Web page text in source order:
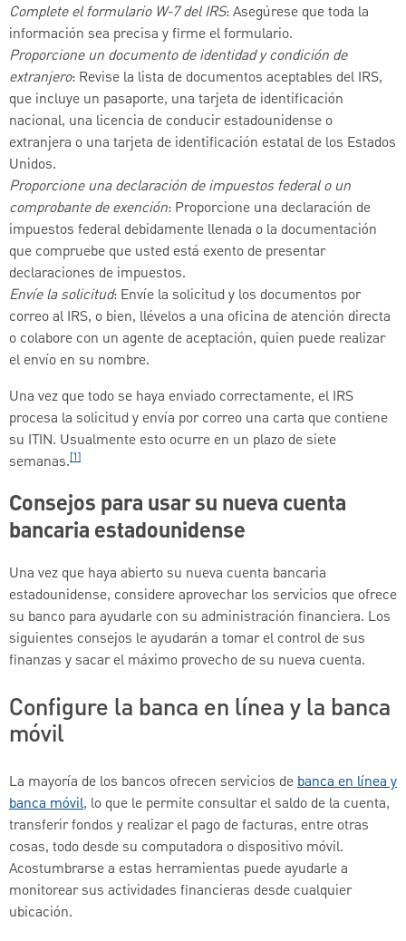
Complete el formulario W-7 del IRS: Asegúrese que toda la
información sea precisa y firme el formulario.
Proporcione un documento de identidad y condición de
extranjero: Revise la lista de documentos aceptables del IRS,
que incluye un pasaporte, una tarjeta de identificación
nacional, una licencia de conducir estadounidense o
extranjera o una tarjeta de identificación estatal de los Estados
Unidos.
Proporcione una declaración de impuestos federal o un
comprobante de exención: Proporcione una declaración de
impuestos federal debidamente llenada o la documentación
que compruebe que usted está exento de presentar
declaraciones de impuestos.
Envíe la solicitud: Envíe la solicitud y los documentos por
correo al IRS, o bien, llévelos a una oficina de atención directa
o colabore con un agente de aceptación, quien puede realizar
el envío en su nombre.
Una vez que todo se haya enviado correctamente, el IRS
procesa la solicitud y envía por correo una carta que contiene
su ITIN. Usualmente esto ocurre en un plazo de siete
semanas.[1]
Consejos para usar su nueva cuenta
bancaria estadounidense
Una vez que haya abierto su nueva cuenta bancaria
estadounidense, considere aprovechar los servicios que ofrece
su banco para ayudarle con su administración financiera. Los
siguientes consejos le ayudarán a tomar el control de sus
finanzas y sacar el máximo provecho de su nueva cuenta.
Configure la banca en línea y la banca
móvil
La mayoría de los bancos ofrecen servicios debanca en línea y
banca móvil, lo que le permite consultar el saldo de la cuenta,
transferir fondos y realizar el pago de facturas, entre otras
cosas, todo desde su computadora o dispositivo móvil.
Acostumbrarse a estas herramientas puede ayudarle a
monitorear sus actividades financieras desde cualquier
ubicación.